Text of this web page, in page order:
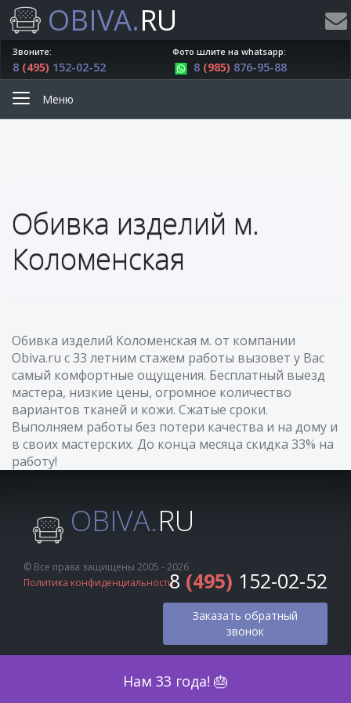
OBIVA.RU
Нам 33 года! 🎂
Звоните:
8 (495) 152-02-52
Фото шлите на whatsapp:
8 (985) 876-95-88
Меню
Обивка изделий м.
Коломенская
Обивка изделий Коломенская м. от компании
Obiva.ru с 33 летним стажем работы вызовет у Вас
самый комфортные ощущения. Бесплатный выезд
мастера, низкие цены, огромное количество
вариантов тканей и кожи. Сжатые сроки.
Выполняем работы без потери качества и на дому и
в своих мастерских. До конца месяца скидка 33% на
работу!
OBIVA.RU
© Все права защищены 2005 - 2026
Политика конфиденциальности8 (495) 152-02-52
Заказать обратный
звонок